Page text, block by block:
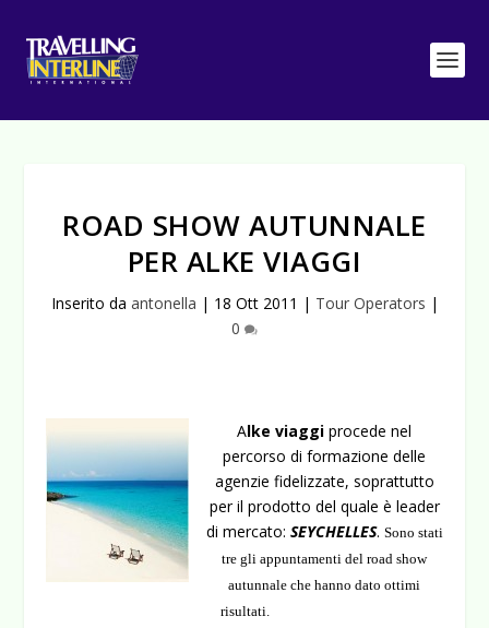
ROAD SHOW AUTUNNALE
PER ALKE VIAGGI
Inserito da antonella | 18 Ott 2011 | Tour Operators |
0
Alke viaggi procede nel
percorso di formazione delle
agenzie fidelizzate, soprattutto
per il prodotto del quale è leader
di mercato: SEYCHELLES. Sono stati
tre gli appuntamenti del road show
autunnale che hanno dato ottimi
risultati.